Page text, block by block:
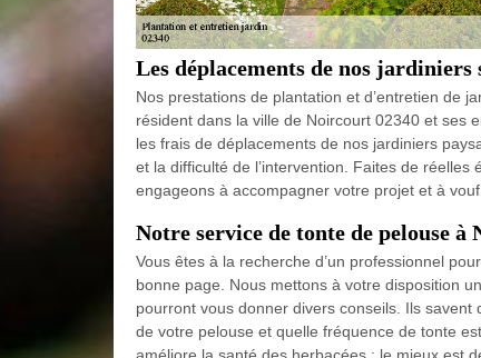
Les déplacements de nos
Nos prestations de plantation et d’entretien de
résident dans la ville de Noircourt 02340 et ses
les frais de déplacements de nos jardiniers
et la difficulté de l’intervention. Faites de
engageons à accompagner votre projet et à
Notre service de tonte de pelouse à
Vous êtes à la recherche d’un professionnel
bonne page. Nous mettons à votre disposition
pourront vous donner divers conseils. Ils
de votre pelouse et quelle fréquence de tonte